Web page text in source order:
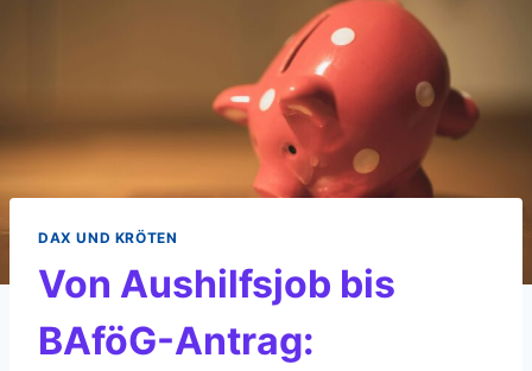
DAX UND KRÖTEN
Von Aushilfsjob bis
BAföG-Antrag: